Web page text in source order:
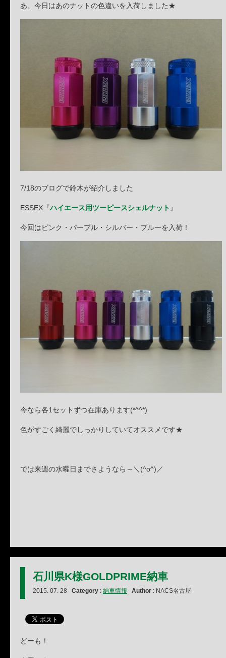
あ、今日はあのナットの色違いを入荷しました★
7/18のブログで鈴木が紹介しました
ESSEX『ハイエース用ツーピースシェルナット 』
今回はピンク・パープル・シルバー・ブルーを入荷！
今なら各1セットずつ在庫あります(*^^*)
色がすごく綺麗でしっかりしていてオススメです★
では来週の水曜日までさようなら～＼(^o^)／
石川県K様GOLDPRIME納車
2015. 07. 28 Category : 納車情報 Author : NACS名古屋
どーも！